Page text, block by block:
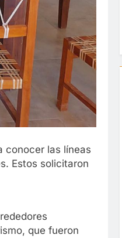
conocer las líneas
Estos solicitaron
que fueron